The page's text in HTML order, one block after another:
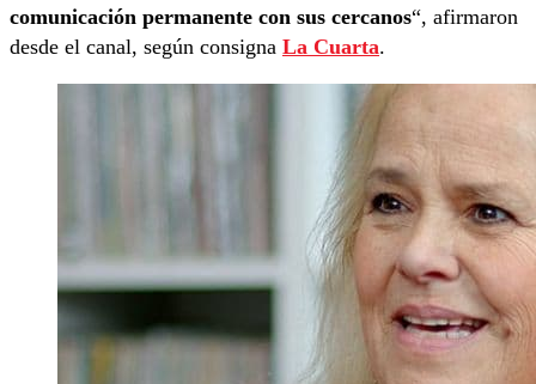
comunicación permanente con sus cercanos“, afirmaron
desde el canal, según consigna La Cuarta.